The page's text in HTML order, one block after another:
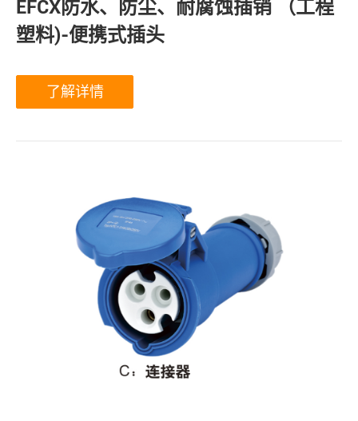
EFCX防水、防尘、耐腐蚀插销 （工程
塑料)-便携式插头
了解详情